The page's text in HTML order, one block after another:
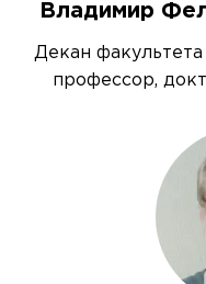
Владимир
Декан
профессор,